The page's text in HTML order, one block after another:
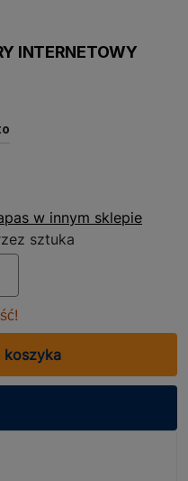
INTERNETOWY
w innym sklepie
sztuka
koszyka